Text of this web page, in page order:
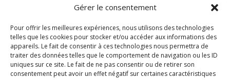
Gérer le consentement
Pour offrir les meilleures expériences, nous utilisons des technologies
telles que les cookies pour stocker et/ou accéder aux informations des
appareils. Le fait de consentir à ces technologies nous permettra de
traiter des données telles que le comportement de navigation ou les ID
uniques sur ce site. Le fait de ne pas consentir ou de retirer son
consentement peut avoir un effet négatif sur certaines caractéristiques
Rechercher
POLITIQUE DE CONFIDENTIALITE